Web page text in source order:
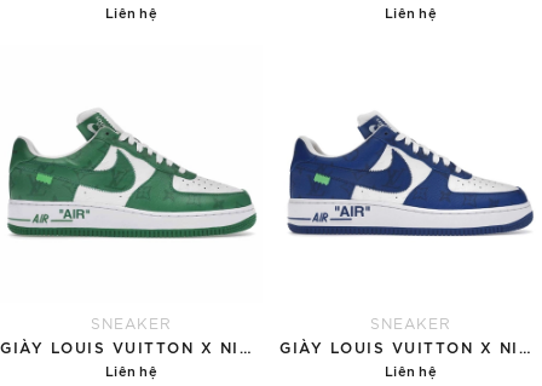
Liên hệ Liên hệ
SNEAKER
GIÀY LOUIS VUITTON X NIKE AIR FORCE 1 'GREEN'
Liên hệ
SNEAKER
GIÀY LOUIS VUITTON X NIKE AIR FORCE 1 'BLUE'
Liên hệ